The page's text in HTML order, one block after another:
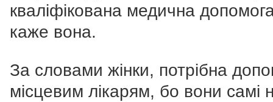
кваліфікована медична
каже вона.
За словами жінки, потрібна
місцевим лікарям, бо вони самі